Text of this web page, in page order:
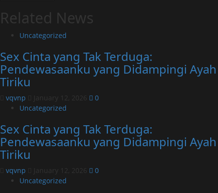
Related News
Uncategorized
Sex Cinta yang Tak Terduga:
Pendewasaanku yang Didampingi Ayah
Tiriku
vqvnp January 12, 2026
0
Uncategorized
Sex Cinta yang Tak Terduga:
Pendewasaanku yang Didampingi Ayah
Tiriku
vqvnp January 12, 2026
0
Uncategorized